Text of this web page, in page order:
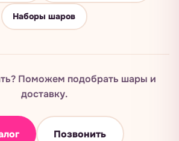
Наборы шаров
Поможем подобрать шары и
доставку.
Позвонить